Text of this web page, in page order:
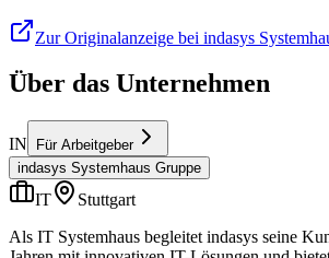
Zur Originalanzeige bei indasys
Über das Unternehmen
IN
Für Arbeitgeber
indasys Systemhaus Gruppe
IT
Stuttgart
Als IT Systemhaus begleitet indasys seine